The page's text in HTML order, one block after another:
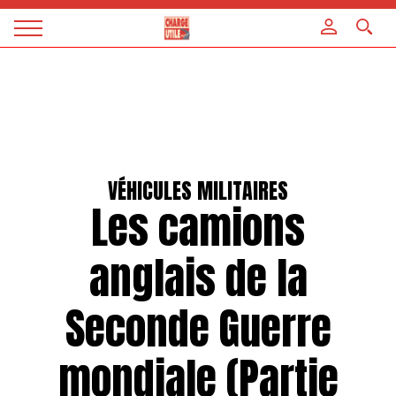
Magazine
VÉHICULES MILITAIRES
Les camions
anglais de la
Seconde Guerre
mondiale (Partie
Panneau de gestion des cookies